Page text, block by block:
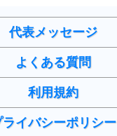
代表メッセージ
よくある質問
利用規約
ライバシーポリシー